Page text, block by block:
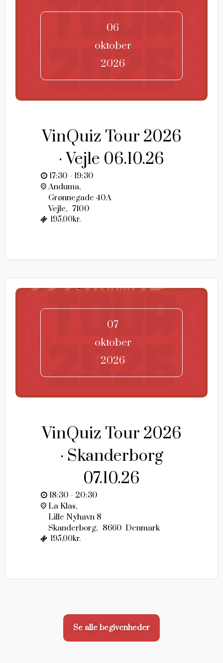
06
oktober
2026
VinQuiz Tour 2026
· Vejle 06.10.26
17:30 - 19:30
Anduma,
Grønnegade 40A
Vejle, 7100
195,00kr.
07
oktober
2026
VinQuiz Tour 2026
· Skanderborg
07.10.26
18:30 - 20:30
La Klas,
Lille Nyhavn 8
Skanderborg, 8660 Denmark
195,00kr.
Se alle begivenheder